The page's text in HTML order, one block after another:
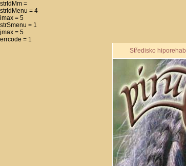
strIdMm =
strIdMenu = 4
imax = 5
strSmenu = 1
jmax = 5
errcode = 1
Středisko